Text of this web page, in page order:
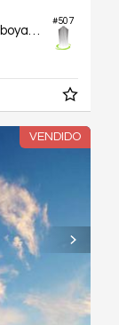
#507
VENDIDO